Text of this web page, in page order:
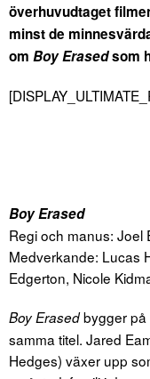
överhuvudtaget
minst de
om Boy Erasedsom
Boy Erased
Regi och manus: Joel
Medverkande: Lucas
Edgerton, Nicole
Boy Erasedbygger på
samma titel. Jared
Hedges) växer upp